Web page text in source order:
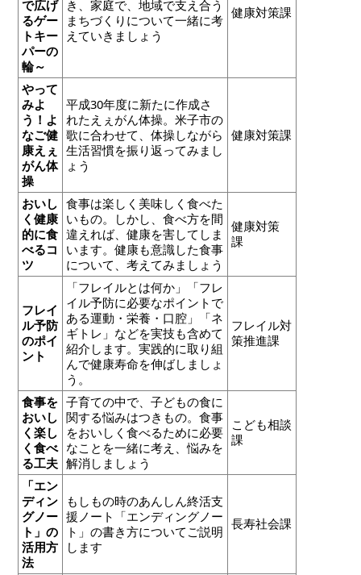
で広げ
るゲー
トキー
パーの
輪～
き、家庭で、地域で支え合う
まちづくりについて一緒に考
えていきましょう
健康対策課
やって
みよ
う！よ
なご健
康えぇ
がん体
操
平成30年度に新たに作成さ
れたえぇがん体操。米子市の
歌に合わせて、体操しながら
生活習慣を振り返ってみまし
ょう
健康対策課
おいし
く健康
的に食
べるコ
ツ
食事は楽しく美味しく食べた
いもの。しかし、食べ方を間
違えれば、健康を害してしま
います。健康も意識した食事
について、考えてみましょう
健康対策
課
フレイ
ル予防
のポイ
ント
「フレイルとは何か」「フレ
イル予防に必要なポイントで
ある運動・栄養・口腔」「ネ
ギトレ」などを実技も含めて
紹介します。実践的に取り組
んで健康寿命を伸ばしましょ
う。
フレイル対
策推進課
食事を
おいし
く楽し
く食べ
る工夫
子育ての中で、子どもの食に
関する悩みはつきもの。食事
をおいしく食べるために必要
なことを一緒に考え、悩みを
解消しましょう
こども相談
課
「エン
ディン
グノー
ト」の
活用方
法
もしもの時のあんしん終活支
援ノート「エンディングノー
ト」の書き方についてご説明
します
長寿社会課